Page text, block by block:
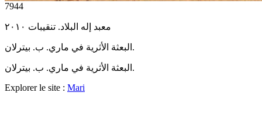
7944
معبد إله البلاد. تنقيبات ٢٠١٠
البعثة الأثرية في ماري. ب. بيترلان.
البعثة الأثرية في ماري. ب. بيترلان.
Explorer le site : Mari